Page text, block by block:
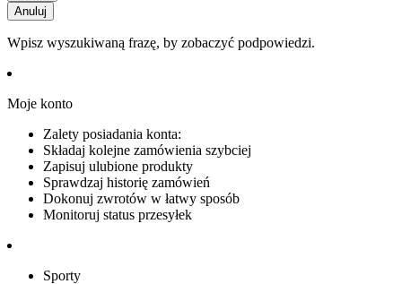
Anuluj
Wpisz wyszukiwaną frazę, by zobaczyć podpowiedzi.
Moje konto
Zalety posiadania konta:
Składaj kolejne zamówienia szybciej
Zapisuj ulubione produkty
Sprawdzaj historię zamówień
Dokonuj zwrotów w łatwy sposób
Monitoruj status przesyłek
Sporty